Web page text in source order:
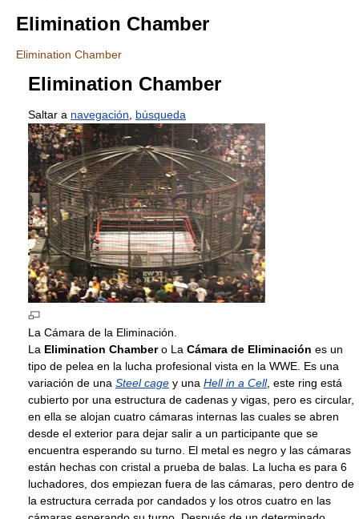
Elimination Chamber
Elimination Chamber
Elimination Chamber
Saltar a navegación búsqueda
La Cámara de la Eliminación.
La Elimination Chambero La Cámara de Eliminación es un
tipo de pelea en la lucha profesional vista en la WWE. Es una
variación de una Steel cage y una Hell in a Cell, este ring está
cubierto por una estructura de cadenas y vigas, pero es circular,
en ella se alojan cuatro cámaras internas las cuales se abren
desde el exterior para dejar salir a un participante que se
encuentra esperando su turno. El metal es negro y las cámaras
están hechas con cristal a prueba de balas. La lucha es para 6
luchadores, dos empiezan fuera de las cámaras, pero dentro de
la estructura cerrada por candados y los otros cuatro en las